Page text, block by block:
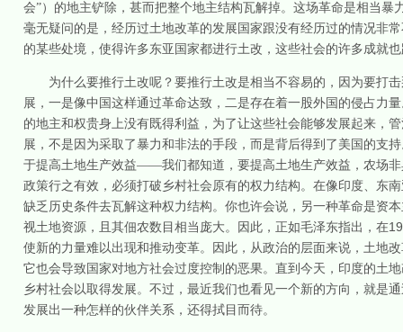
会”）的地主铲除，甚而把整个地主结构瓦解掉。这场革命是相当暴
毫无疑问的是，经历过土地改革的发展国家跟没有经历过的情况非
的某些处境，使得许多东亚国家都进行土改，这些社会的许多成就
为什么要推行土改呢？要推行土改是相当不容易的，因为要打
展，一是像中国这样通过革命达致，二是存在着一股外国的侵占力
的地主和权贵身上没有既得利益，为了让这些社会能够发展起来，
展，不是因为采取了暴力和非法的手段，而是背后得到了美国的支
于提高土地生产效益——我们都知道，要提高土地生产效益，农场
政策行之有效，必须打破乡村社会原有的权力结构。在像印度、东
缺乏历史条件去瓦解这种权力结构。你也许会说，另一种革命是资
视土地资源，且其佃农数目相当庞大。因此，正如毛泽东指出，在
使新的力量难以出现和推动变革。因此，从政治的层面来说，土地
它也会导致国家对地方社会过度控制的恶果。直到今天，印度的土
乡村社会以取得发展。不过，最近我们也看见一个新的方向，就是
发展出一种怎样的伙伴关系，还得拭目而待。